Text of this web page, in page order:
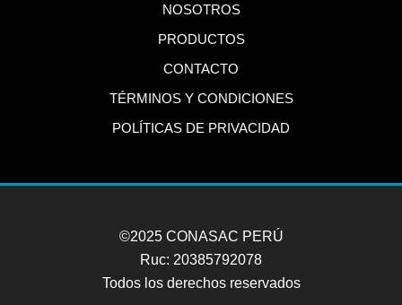
NOSOTROS
PRODUCTOS
CONTACTO
TÉRMINOS Y CONDICIONES
POLÍTICAS DE PRIVACIDAD
©2025 CONASAC PERÚ
Ruc: 20385792078
Todos los derechos reservados